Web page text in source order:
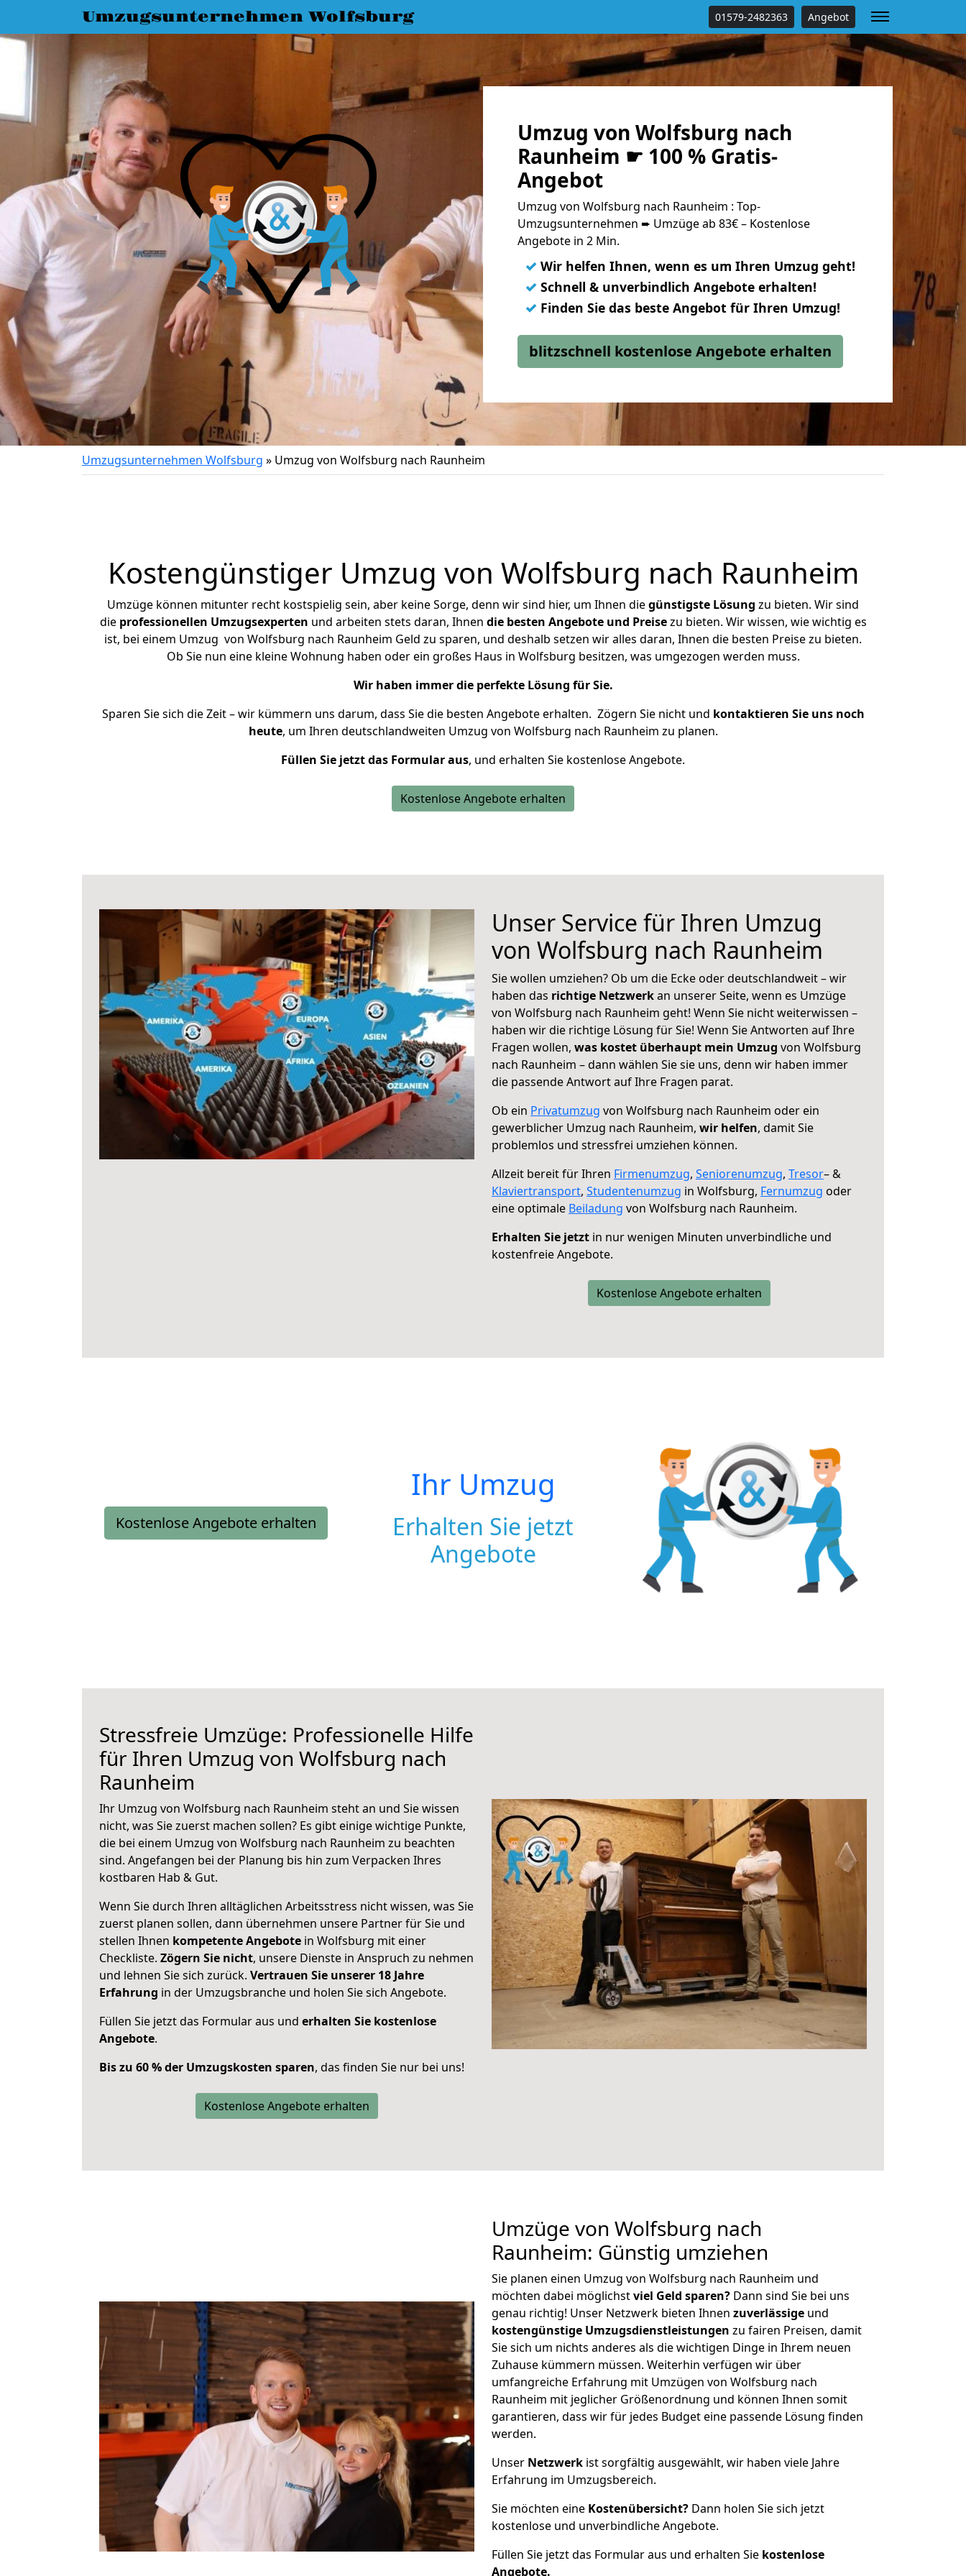
Umzugsunternehmen Wolfsburg 01579-2482363 Angebot
Umzug von Wolfsburg nach
Raunheim ☛ 100 % Gratis-
Angebot
Umzug von Wolfsburg nach Raunheim : Top-
Umzugsunternehmen ➨ Umzüge ab 83€ – Kostenlose
Angebote in 2 Min.
✓ Wir helfen Ihnen, wenn es um Ihren Umzug geht!
✓ Schnell & unverbindlich Angebote erhalten!
✓ Finden Sie das beste Angebot für Ihren Umzug!
blitzschnell kostenlose Angebote erhalten
Umzugsunternehmen Wolfsburg » Umzug von Wolfsburg nach Raunheim
Kostengünstiger Umzug von Wolfsburg nach Raunheim
Umzüge können mitunter recht kostspielig sein, aber keine Sorge, denn wir sind hier, um Ihnen diegünstigste Lösung zu bieten. Wir sind
die professionellen Umzugsexperten und arbeiten stets daran, Ihnen die besten Angebote und Preisezu bieten. Wir wissen, wie wichtig es
ist, bei einem Umzug von Wolfsburg nach Raunheim Geld zu sparen, und deshalb setzen wir alles daran, Ihnen die besten Preise zu bieten.
Ob Sie nun eine kleine Wohnung haben oder ein großes Haus in Wolfsburg besitzen, was umgezogen werden muss.
Wir haben immer die perfekte Lösung für Sie.
Sparen Sie sich die Zeit – wir kümmern uns darum, dass Sie die besten Angebote erhalten. Zögern Sie nicht und kontaktieren Sie uns noch
heute, um Ihren deutschlandweiten Umzug von Wolfsburg nach Raunheim zu planen.
Füllen Sie jetzt das Formular aus, und erhalten Sie kostenlose Angebote.
Kostenlose Angebote erhalten
Unser Service für Ihren Umzug
von Wolfsburg nach Raunheim
Sie wollen umziehen? Ob um die Ecke oder deutschlandweit – wir
haben das richtige Netzwerkan unserer Seite, wenn es Umzüge
von Wolfsburg nach Raunheim geht! Wenn Sie nicht weiterwissen –
haben wir die richtige Lösung für Sie! Wenn Sie Antworten auf Ihre
Fragen wollen, was kostet überhaupt mein Umzug von Wolfsburg
nach Raunheim – dann wählen Sie sie uns, denn wir haben immer
die passende Antwort auf Ihre Fragen parat.
Ob ein Privatumzug von Wolfsburg nach Raunheim oder ein
gewerblicher Umzug nach Raunheim, wir helfen, damit Sie
problemlos und stressfrei umziehen können.
Allzeit bereit für Ihren Firmenumzug, Seniorenumzug, Tresor– &
Klaviertransport, Studentenumzug in Wolfsburg, Fernumzug oder
eine optimale Beiladung von Wolfsburg nach Raunheim.
Erhalten Sie jetzt in nur wenigen Minuten unverbindliche und
kostenfreie Angebote.
Kostenlose Angebote erhalten
Kostenlose Angebote erhalten
Ihr Umzug
Erhalten Sie jetzt
Angebote
Stressfreie Umzüge: Professionelle Hilfe
für Ihren Umzug von Wolfsburg nach
Raunheim
Ihr Umzug von Wolfsburg nach Raunheim steht an und Sie wissen
nicht, was Sie zuerst machen sollen? Es gibt einige wichtige Punkte,
die bei einem Umzug von Wolfsburg nach Raunheim zu beachten
sind. Angefangen bei der Planung bis hin zum Verpacken Ihres
kostbaren Hab & Gut.
Wenn Sie durch Ihren alltäglichen Arbeitsstress nicht wissen, was Sie
zuerst planen sollen, dann übernehmen unsere Partner für Sie und
stellen Ihnen kompetente Angebote in Wolfsburg mit einer
Checkliste. Zögern Sie nicht, unsere Dienste in Anspruch zu nehmen
und lehnen Sie sich zurück. Vertrauen Sie unserer 18 Jahre
Erfahrung in der Umzugsbranche und holen Sie sich Angebote.
Füllen Sie jetzt das Formular aus und erhalten Sie kostenlose
Angebote.
Bis zu 60 % der Umzugskosten sparen, das finden Sie nur bei uns!
Kostenlose Angebote erhalten
Umzüge von Wolfsburg nach
Raunheim: Günstig umziehen
Sie planen einen Umzug von Wolfsburg nach Raunheim und
möchten dabei möglichstviel Geld sparen? Dann sind Sie bei uns
genau richtig! Unser Netzwerk bieten Ihnen zuverlässige und
kostengünstige Umzugsdienstleistungen zu fairen Preisen, damit
Sie sich um nichts anderes als die wichtigen Dinge in Ihrem neuen
Zuhause kümmern müssen. Weiterhin verfügen wir über
umfangreiche Erfahrung mit Umzügen von Wolfsburg nach
Raunheim mit jeglicher Größenordnung und können Ihnen somit
garantieren, dass wir für jedes Budget eine passende Lösung finden
werden.
Unser Netzwerk ist sorgfältig ausgewählt, wir haben viele Jahre
Erfahrung im Umzugsbereich.
Sie möchten eine Kostenübersicht? Dann holen Sie sich jetzt
kostenlose und unverbindliche Angebote.
Füllen Sie jetzt das Formular aus und erhalten Sie kostenlose
Angebote.